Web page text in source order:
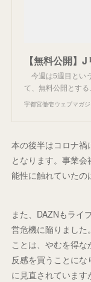
今週は5週目とい
て、無料公開とす
宇都宮徹壱ウェブマガ
本の後半はコロナ禍
となります。事業
能性に触れていたの
また、DAZNもライ
営危機に陥りました
ことは、やむを得
反感を買うことに
に見直されていま